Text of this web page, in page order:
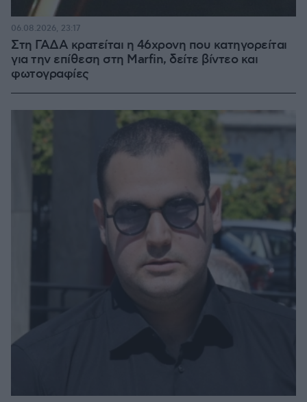
Στη ΓΑΔΑ κρατείται η 46χρονη που κατηγορείται
για την επίθεση στη Marfin, δείτε βίντεο και
φωτογραφίες
06.08.2026, 23:17